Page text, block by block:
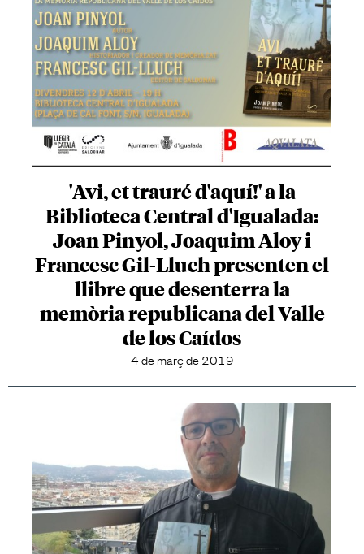
'Avi, et trauré d'aquí!' a la
Biblioteca Central d'Igualada:
Joan Pinyol, Joaquim Aloy i
Francesc Gil-Lluch presenten el
llibre que desenterra la
memòria republicana del Valle
de los Caídos
4 de març de 2019